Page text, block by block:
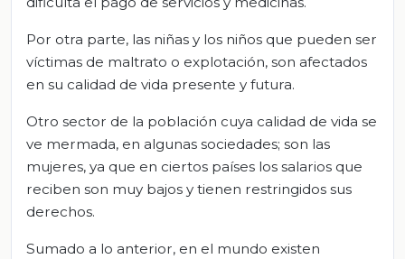
Por otra parte, las niñas y los niños que pueden ser
víctimas de maltrato o explotación, son afectados
en su calidad de vida presente y futura.
Otro sector de la población cuya calidad de vida se
ve mermada, en algunas sociedades; son las
mujeres, ya que en ciertos países los salarios que
reciben son muy bajos y tienen restringidos sus
derechos.
Sumado a lo anterior, en el mundo existen